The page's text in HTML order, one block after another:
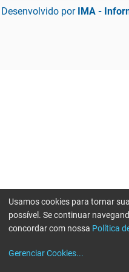
Desenvolvido por IMA -
Usamos cookies para tornar
possível. Se continuar
concordar com nossa Política
Gerenciar Cookies...
Erro ao enviar informações,